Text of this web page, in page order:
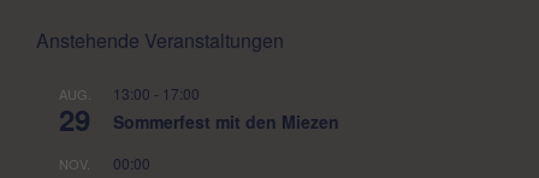
Anstehende Veranstaltungen
AUG.
29
13:00 - 17:00
Sommerfest mit den Miezen
NOV. 00:00